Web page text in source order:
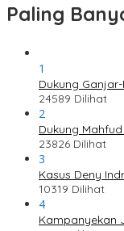
Paling
1
Dukung
24589 Dilihat
2
Dukung
23826 Dilihat
3
Kasus Deny
10319 Dilihat
4
Kampanyekan